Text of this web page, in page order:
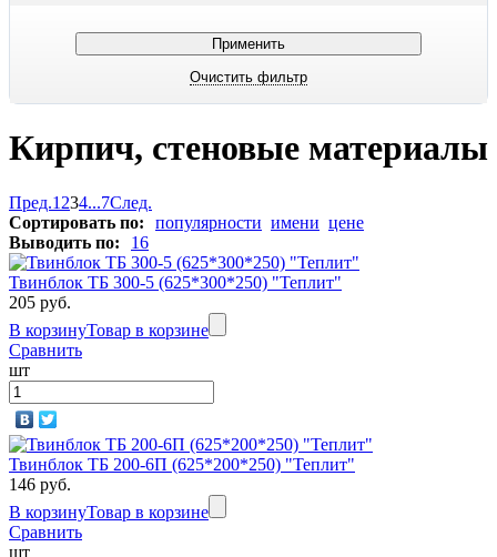
Кирпич, стеновые материалы
Пред.1 234...7След.
Сортировать по:
популярности имени цене
Выводить по:
16
Твинблок ТБ 300-5 (625*300*250) "Теплит"
205 руб.
В корзинуТовар в корзине
Сравнить
шт
Твинблок ТБ 200-6П (625*200*250) "Теплит"
146 руб.
В корзинуТовар в корзине
Сравнить
шт